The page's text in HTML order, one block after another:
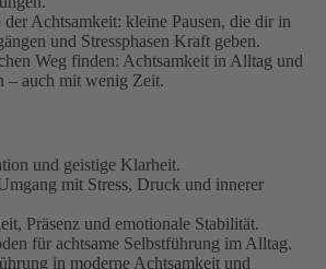
Achtsamkeit: kleine Pausen, die dir in
und Stressphasen Kraft geben.
Weg finden: Achtsamkeit in Alltag und
– auch mit wenig Zeit.
und geistige Klarheit.
mit Stress, Druck und innerer
Präsenz und emotionale Stabilität.
für achtsame Selbstführung im Alltag.
in moderne Achtsamkeit und